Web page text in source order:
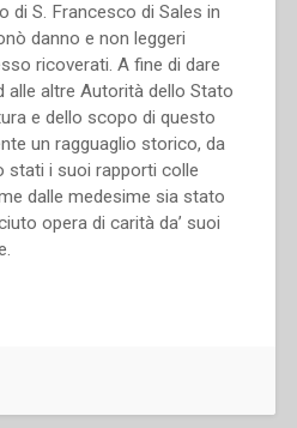
di S. Francesco di Sales in
danno e non leggeri
ricoverati. A fine di dare
alle altre Autorità dello Stato
e dello scopo di questo
un ragguaglio storico, da
stati i suoi rapporti colle
dalle medesime sia stato
opera di carità da’ suoi